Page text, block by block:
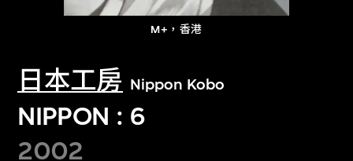
M+，香港
日本工房 Nippon Kobo
NIPPON : 6
2002